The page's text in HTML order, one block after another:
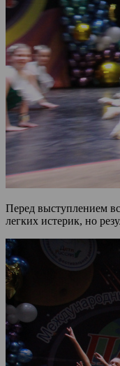
Перед выступлением
легких истерик, но